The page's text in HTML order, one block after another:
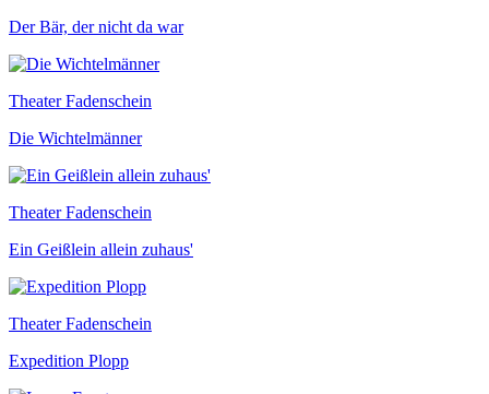
Der Bär, der nicht da war
Theater Fadenschein
Die Wichtelmänner
Theater Fadenschein
Ein Geißlein allein zuhaus'
Theater Fadenschein
Expedition Plopp